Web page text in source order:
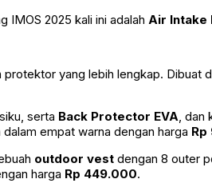
IMOS 2025 kali ini adalah Air Intake
yang lebih lengkap. Dibuat
serta Back Protector EVA, dan
empat warna dengan harga
outdoor vest dengan 8 outer
harga Rp 449.000.